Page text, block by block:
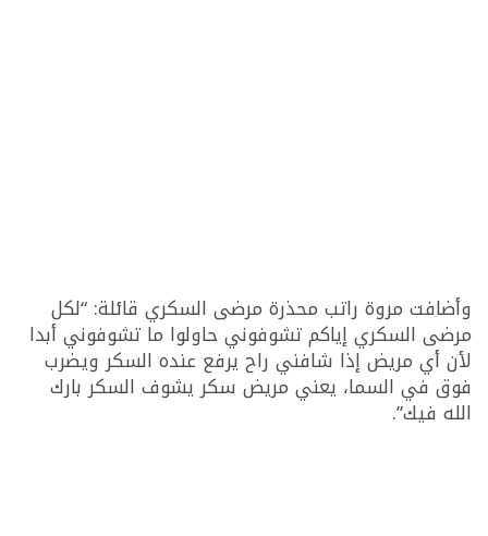
وأضافت مروة راتب محذرة مرضى السكري قائلة: “لكل
مرضى السكري إياكم تشوفوني حاولوا ما تشوفوني أبدا
لأن أي مريض إذا شافني راح يرفع عنده السكر ويضرب
فوق في السما، يعني مريض سكر يشوف السكر بارك
الله فيك”.